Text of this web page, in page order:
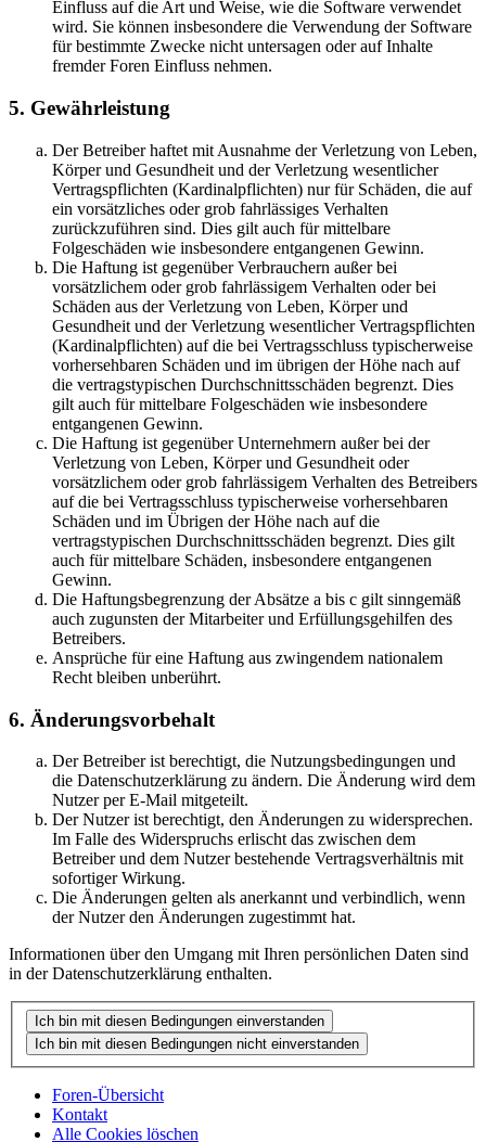
Einfluss auf die Art und Weise, wie die Software verwendet
wird. Sie können insbesondere die Verwendung der Software
für bestimmte Zwecke nicht untersagen oder auf Inhalte
fremder Foren Einfluss nehmen.
5. Gewährleistung
Der Betreiber haftet mit Ausnahme der Verletzung von Leben,
Körper und Gesundheit und der Verletzung wesentlicher
Vertragspflichten (Kardinalpflichten) nur für Schäden, die auf
ein vorsätzliches oder grob fahrlässiges Verhalten
zurückzuführen sind. Dies gilt auch für mittelbare
Folgeschäden wie insbesondere entgangenen Gewinn.
Die Haftung ist gegenüber Verbrauchern außer bei
vorsätzlichem oder grob fahrlässigem Verhalten oder bei
Schäden aus der Verletzung von Leben, Körper und
Gesundheit und der Verletzung wesentlicher Vertragspflichten
(Kardinalpflichten) auf die bei Vertragsschluss typischerweise
vorhersehbaren Schäden und im übrigen der Höhe nach auf
die vertragstypischen Durchschnittsschäden begrenzt. Dies
gilt auch für mittelbare Folgeschäden wie insbesondere
entgangenen Gewinn.
Die Haftung ist gegenüber Unternehmern außer bei der
Verletzung von Leben, Körper und Gesundheit oder
vorsätzlichem oder grob fahrlässigem Verhalten des Betreibers
auf die bei Vertragsschluss typischerweise vorhersehbaren
Schäden und im Übrigen der Höhe nach auf die
vertragstypischen Durchschnittsschäden begrenzt. Dies gilt
auch für mittelbare Schäden, insbesondere entgangenen
Gewinn.
Die Haftungsbegrenzung der Absätze a bis c gilt sinngemäß
auch zugunsten der Mitarbeiter und Erfüllungsgehilfen des
Betreibers.
Ansprüche für eine Haftung aus zwingendem nationalem
Recht bleiben unberührt.
6. Änderungsvorbehalt
Der Betreiber ist berechtigt, die Nutzungsbedingungen und
die Datenschutzerklärung zu ändern. Die Änderung wird dem
Nutzer per E-Mail mitgeteilt.
Der Nutzer ist berechtigt, den Änderungen zu widersprechen.
Im Falle des Widerspruchs erlischt das zwischen dem
Betreiber und dem Nutzer bestehende Vertragsverhältnis mit
sofortiger Wirkung.
Die Änderungen gelten als anerkannt und verbindlich, wenn
der Nutzer den Änderungen zugestimmt hat.
Informationen über den Umgang mit Ihren persönlichen Daten sind
in der Datenschutzerklärung enthalten.
Foren-Übersicht
Kontakt
Alle Cookies löschen